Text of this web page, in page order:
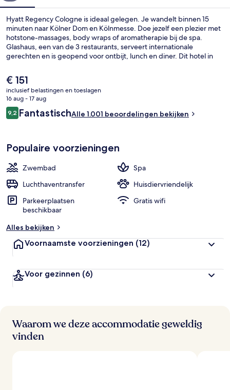
Hyatt Regency Cologne is ideaal gelegen. Je wandelt binnen 15
minuten naar Kölner Dom en Kölnmesse. Doe jezelf een plezier met
hotstone-massages, body wraps of aromatherapie bij de spa.
Glashaus, een van de 3 restaurants, serveert internationale
gerechten en is geopend voor ontbijt, lunch en diner. Dit hotel in
bar/lounge en een 24-uurs fitnesscentrum. Andere reizigers zijn vol
lof over het behulpzame personeel en de wandelmogelijkheden in
de buurt. De accommodatie ligt op korte loopafstand van het
openbaar vervoer: het is 8 minuten lopen naar Metrostation Deutzer
Freiheit en 9 minuten naar Metrostation Deutz Kölnarena.
De
huidige
prijs
is
€ 151
€ 151
inclusief belastingen en toeslagen
16 aug - 17 aug
Beoordelingen
9,29,2 op 10 –
FantastischAlle 1.001 beoordelingen bekijken
Populaire voorzieningen
Zwembad
Spa
Luchthaventransfer
Huisdiervriendelijk
Parkeerplaatsen
beschikbaar
Gratis wifi
Alles bekijken
Voornaamste voorzieningen (12)
Voor gezinnen (6)
Waarom we deze accommodatie geweldig
vinden